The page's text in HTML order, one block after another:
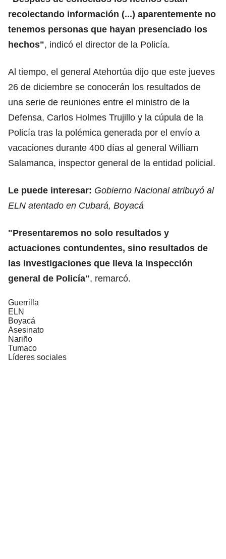
recolectando información (...) aparentemente no
tenemos personas que hayan presenciado los
hechos", indicó el director de la Policía.
Al tiempo, el general Atehortúa dijo que este jueves
26 de diciembre se conocerán los resultados de
una serie de reuniones entre el ministro de la
Defensa, Carlos Holmes Trujillo y la cúpula de la
Policía tras la polémica generada por el envío a
vacaciones durante 400 días al general William
Salamanca, inspector general de la entidad policial.
Le puede interesar: Gobierno Nacional atribuyó al
ELN atentado en Cubará, Boyacá
"Presentaremos no solo resultados y
actuaciones contundentes, sino resultados de
las investigaciones que lleva la inspección
general de Policía", remarcó.
Guerrilla
ELN
Boyacá
Asesinato
Nariño
Tumaco
Líderes sociales